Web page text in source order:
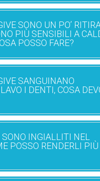
SONO UN PO’
PIÙ SENSIBILI A
POSSO FARE?
SANGUINANO
I DENTI, COSA
INGIALLITI NEL
POSSO RENDERLI PIÙ